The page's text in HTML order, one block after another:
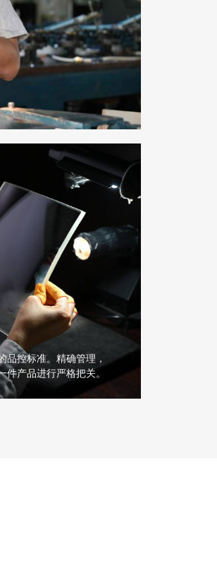
品控标准。精确管理，
产品进行严格把关。